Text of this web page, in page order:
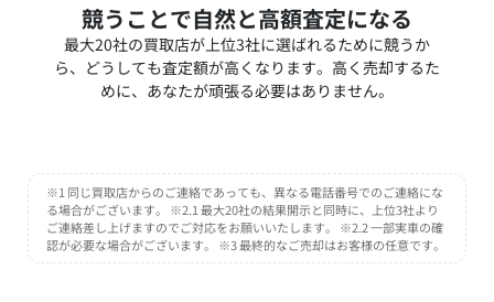
競うことで自然と高額査定になる
最大20社の買取店が上位3社に選ばれるために競うか
ら、どうしても査定額が高くなります。高く売却するた
めに、あなたが頑張る必要はありません。
※1 同じ買取店からのご連絡であっても、異なる電話番号でのご連絡にな
る場合がございます。 ※2.1 最大20社の結果開示と同時に、上位3社より
ご連絡差し上げますのでご対応をお願いいたします。 ※2.2 一部実車の確
認が必要な場合がございます。 ※3 最終的なご売却はお客様の任意です。